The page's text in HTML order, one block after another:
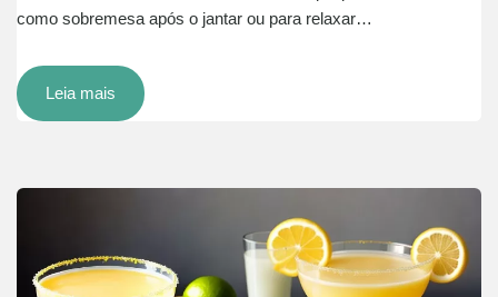
como sobremesa após o jantar ou para relaxar…
Leia mais